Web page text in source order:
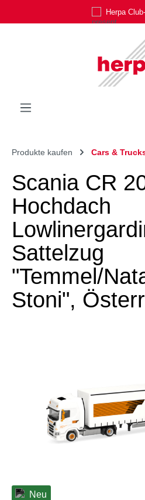
Zum Hauptinhalt springenHerpa
Produkte kaufen Cars &
Scania CR
Hochdach
Sattelzug
"Temmel/
Stoni",
Neu